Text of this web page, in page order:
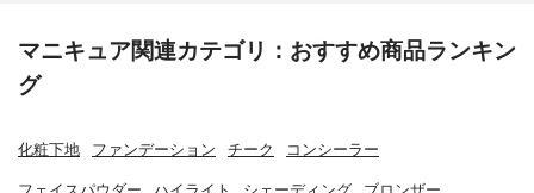
マニキュア関連カテゴリ：おすすめ商品ランキン
グ
化粧下地 ファンデーション チーク コンシーラー